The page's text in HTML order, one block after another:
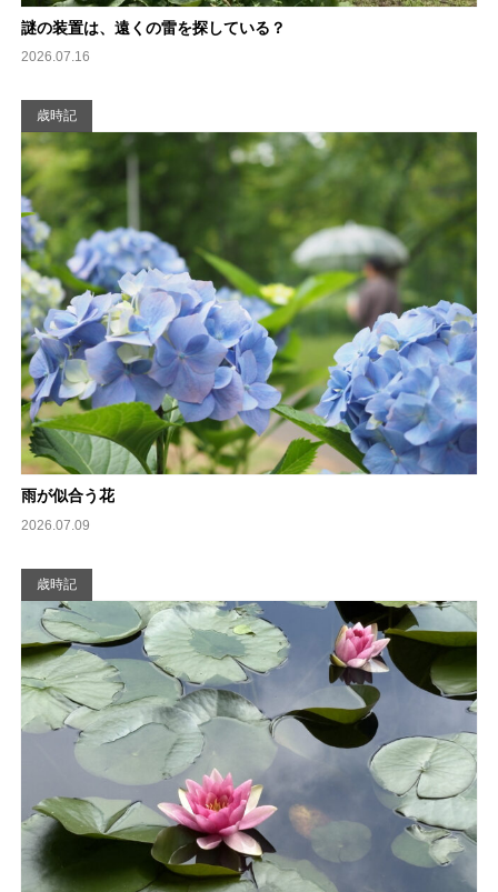
謎の装置は、遠くの雷を探している？
2026.07.16
歳時記
雨が似合う花
2026.07.09
歳時記